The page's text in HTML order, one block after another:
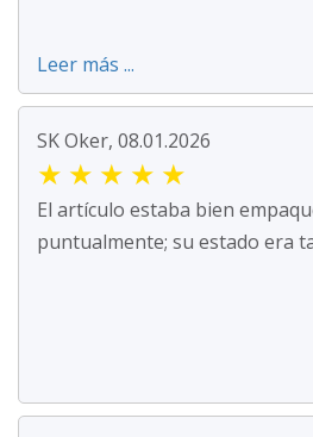
Leer más ...
SK Oker, 08.01.2026
★ ★ ★ ★ ★
El artículo estaba bien
puntualmente; su estado era